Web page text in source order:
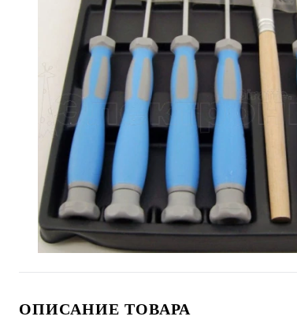
ОПИСАНИЕ ТОВАРА